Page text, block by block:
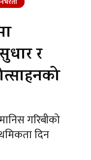
र
गरिबीको
दिन